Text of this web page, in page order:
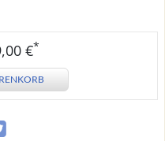
€*